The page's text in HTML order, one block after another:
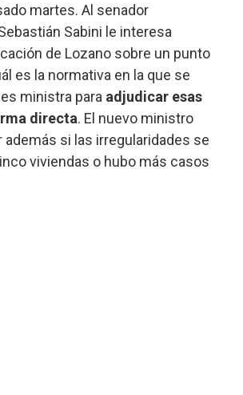
martes. Al senador
Sabini le interesa
de Lozano sobre un punto
es la normativa en la que se
ministra para adjudicar esas
directa. El nuevo ministro
además si las irregularidades se
viviendas o hubo más casos